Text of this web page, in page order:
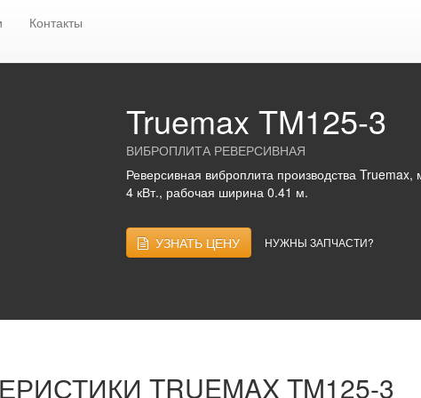
Контакты
Truemax TM125-3
ВИБРОПЛИТА РЕВЕРСИВНАЯ
Реверсивная виброплита производства
4 кВт., рабочая ширина 0.41 м.
УЗНАТЬ ЦЕНУ НУЖНЫ ЗАПЧАСТИ?
TRUEMAX TM125-3